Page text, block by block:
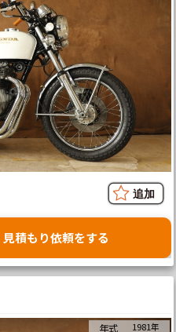
積もり依頼をする
年式 1981年